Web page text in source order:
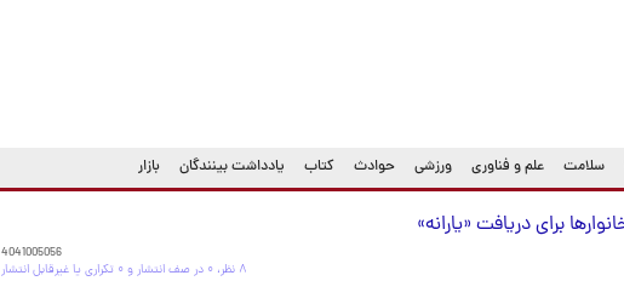
سلامت علم و فناوری ورزشی حوادث کتاب یادداشت بینندگان بازار
برای دریافت «یارانه»
4041005056
۸ نظر، ۰ در صف انتشار و ۰ تکراری یا غیرقابل انتشار